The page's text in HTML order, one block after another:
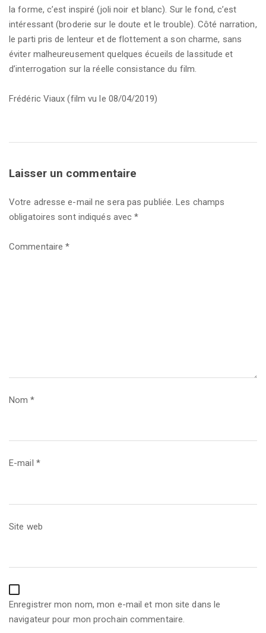
la forme, c’est inspiré (joli noir et blanc). Sur le fond, c’est
intéressant (broderie sur le doute et le trouble). Côté narration,
le parti pris de lenteur et de flottement a son charme, sans
éviter malheureusement quelques écueils de lassitude et
d’interrogation sur la réelle consistance du film.
Frédéric Viaux (film vu le 08/04/2019)
Laisser un commentaire
Votre adresse e-mail ne sera pas publiée. Les champs
obligatoires sont indiqués avec*
Commentaire*
Nom*
E-mail *
Site web
Enregistrer mon nom, mon e-mail et mon site dans le
navigateur pour mon prochain commentaire.